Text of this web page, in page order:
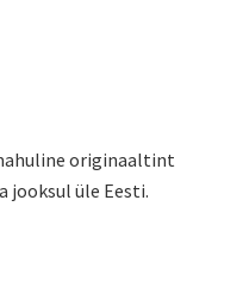
originaaltint
jooksul üle Eesti.